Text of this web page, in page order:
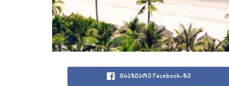
გააზიარე Facebook-ზე